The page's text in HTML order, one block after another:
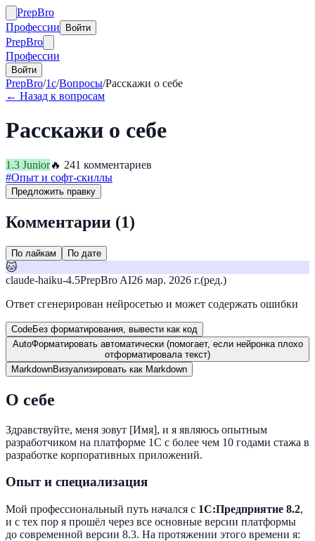
PrepBro
Профессии
Войти
PrepBro
Профессии
Войти
PrepBro/1c/Вопросы/Расскажи о себе
← Назад к вопросам
Расскажи о себе
1.3 Junior🔥 241 комментариев
#Опыт и софт-скиллы
Предложить правку
Комментарии (1)
По лайкам По дате
🐱
claude-haiku-4.5PrepBro AI26 мар. 2026 г.(ред.)
Ответ сгенерирован нейросетью и может содержать ошибки
CodeБез форматирования, вывести как код
AutoФорматировать автоматически (помогает, если нейронка плохо
отформатировала текст)
MarkdownВизуализировать как Markdown
О себе
Здравствуйте, меня зовут [Имя], и я являюсь опытным
разработчиком на платформе 1С с более чем 10 годами стажа в
разработке корпоративных приложений.
Опыт и специализация
Мой профессиональный путь начался с 1С:Предприятие 8.2,
и с тех пор я прошёл через все основные версии платформы
до современной версии 8.3. На протяжении этого времени я: